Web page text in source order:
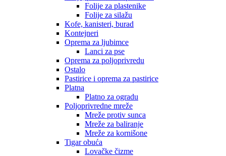
Folije za plastenike
Folije za silažu
Kofe, kanisteri, burad
Kontejneri
Oprema za ljubimce
Lanci za pse
Oprema za poljoprivredu
Ostalo
Pastirice i oprema za pastirice
Platna
Platno za ogradu
Poljoprivredne mreže
Mreže protiv sunca
Mreže za baliranje
Mreže za kornišone
Tigar obuća
Lovačke čizme